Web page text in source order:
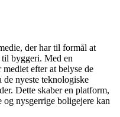
der har til formål at
byggeri. Med en
efter at belyse de
de nyeste teknologiske
Dette skaber en platform,
nysgerrige boligejere kan